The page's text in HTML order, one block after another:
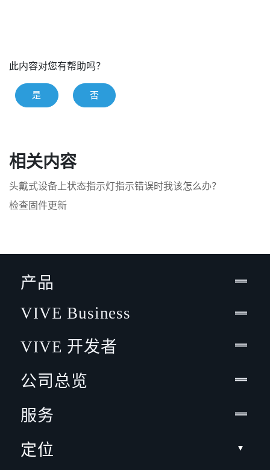
此内容对您有帮助吗？
是 否
相关内容
头戴式设备上状态指示灯指示错误时我该怎么办？
检查固件更新
产品
VIVE Business
VIVE 开发者
公司总览
服务
定位